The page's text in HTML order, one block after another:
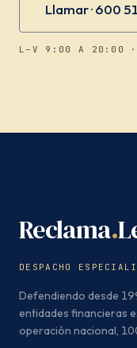
Llamar · 600
L–V 9:00 A 20:00
Reclama.
DESPACHO
Defendiendo desde
entidades financieras
operación nacional,